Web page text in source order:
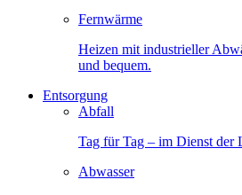
Fernwärme
Heizen mit industrieller
und bequem.
Entsorgung
Abfall
Tag für Tag – im Dienst der
Abwasser